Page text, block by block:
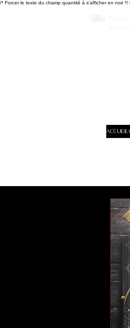
/* Forcer le texte du champ quantité à s'afficher en noir
Accueil